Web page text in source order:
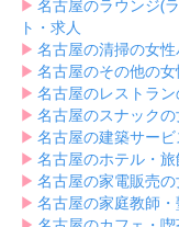
▶︎ 名古屋のラウンジ(
ト・求人
▶︎ 名古屋の清掃の女
▶︎ 名古屋のその他の
▶︎ 名古屋のレストラ
▶︎ 名古屋のスナック
▶︎ 名古屋の建築サー
▶︎ 名古屋のホテル・
▶︎ 名古屋の家電販売
▶︎ 名古屋の家庭教師